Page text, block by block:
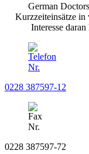
German
Kurzzeiteinsätze in
Interesse
0228 387597-12
0228 387597-72